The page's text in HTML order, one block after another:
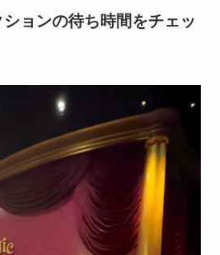
ョンの待ち時間をチェッ